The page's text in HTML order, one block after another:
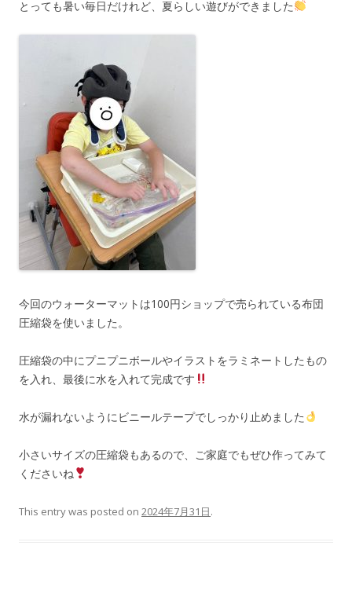
とっても暑い毎日だけれど、夏らしい遊びができました
今回のウォーターマットは100円ショップで売られている布団
圧縮袋を使いました。
圧縮袋の中にプニプニボールやイラストをラミネートしたもの
を入れ、最後に水を入れて完成です
水が漏れないようにビニールテープでしっかり止めました
小さいサイズの圧縮袋もあるので、ご家庭でもぜひ作ってみて
くださいね
This entry was posted on 2024年7月31日.